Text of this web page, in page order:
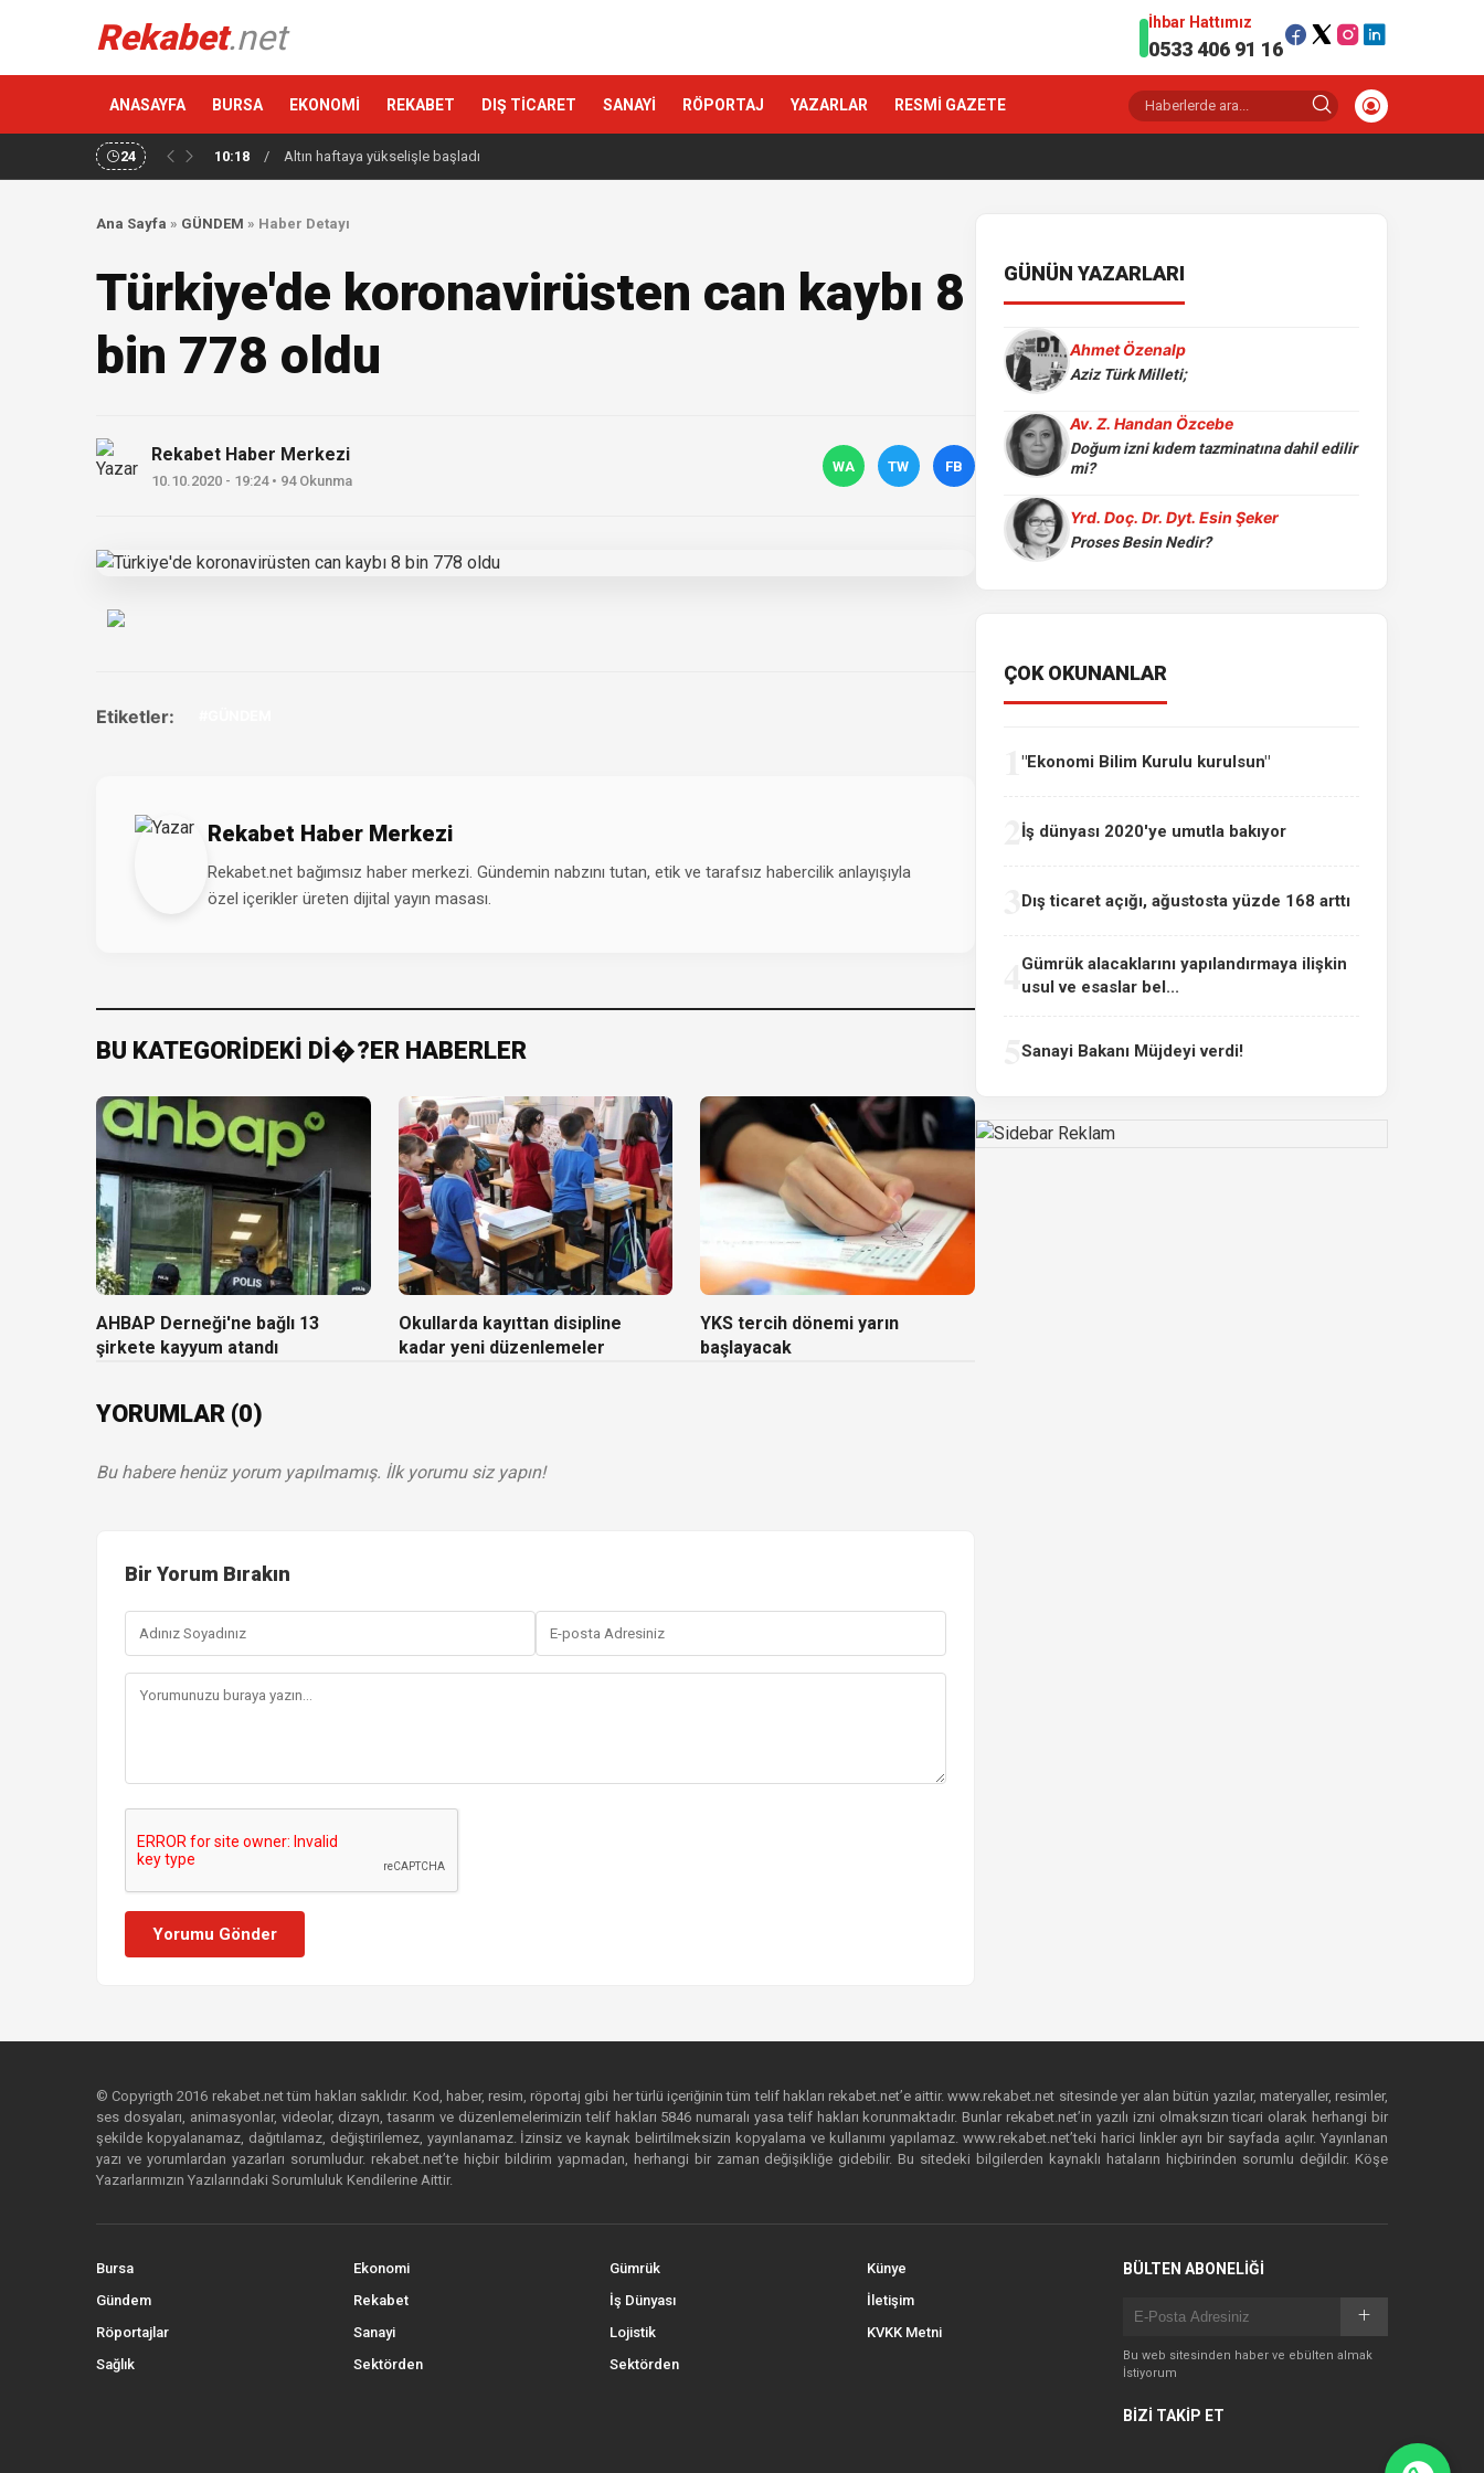
Rekabet.net İhbar Hattımız
0533 406 91 16
ANASAYFA BURSA EKONOMİ REKABET DIŞ TİCARET SANAYİ RÖPORTAJ YAZARLAR RESMİ GAZETE
24 10:18 / Altın haftaya yükselişle başladı
Ana Sayfa » GÜNDEM » Haber Detayı
Türkiye'de koronavirüsten can kaybı 8
bin 778 oldu
Rekabet Haber Merkezi
10.10.2020 - 19:24 • 94 Okunma
WA TW FB
Etiketler:
Rekabet Haber Merkezi
Rekabet.net bağımsız haber merkezi. Gündemin nabzını tutan, etik ve tarafsız habercilik anlayışıyla
özel içerikler üreten dijital yayın masası.
BU KATEGORİDEKİ Dİ�?ER HABERLER
AHBAP Derneği'ne bağlı 13
şirkete kayyum atandı
Okullarda kayıttan disipline
kadar yeni düzenlemeler
YKS tercih dönemi yarın
başlayacak
YORUMLAR (0)
Bu habere henüz yorum yapılmamış. İlk yorumu siz yapın!
Bir Yorum Bırakın
Yorumu Gönder
GÜNÜN YAZARLARI
Ahmet Özenalp
Aziz Türk Milleti;
Av. Z. Handan Özcebe
Doğum izni kıdem tazminatına dahil edilir
mi?
Yrd. Doç. Dr. Dyt. Esin Şeker
Proses Besin Nedir?
ÇOK OKUNANLAR
"Ekonomi Bilim Kurulu kurulsun"
İş dünyası 2020'ye umutla bakıyor
Dış ticaret açığı, ağustosta yüzde 168 arttı
Gümrük alacaklarını yapılandırmaya ilişkin
usul ve esaslar bel...
Sanayi Bakanı Müjdeyi verdi!
© Copyrigth 2016 rekabet.net tüm hakları saklıdır. Kod, haber, resim, röportaj gibi her türlü içeriğinin tüm telif hakları rekabet.net’e aittir. www.rekabet.net sitesinde yer alan bütün yazılar, materyaller, resimler,
ses dosyaları, animasyonlar, videolar, dizayn, tasarım ve düzenlemelerimizin telif hakları 5846 numaralı yasa telif hakları korunmaktadır. Bunlar rekabet.net’in yazılı izni olmaksızın ticari olarak herhangi bir
şekilde kopyalanamaz, dağıtılamaz, değiştirilemez, yayınlanamaz. İzinsiz ve kaynak belirtilmeksizin kopyalama ve kullanımı yapılamaz. www.rekabet.net’teki harici linkler ayrı bir sayfada açılır. Yayınlanan
yazı ve yorumlardan yazarları sorumludur. rekabet.net’te hiçbir bildirim yapmadan, herhangi bir zaman değişikliğe gidebilir. Bu sitedeki bilgilerden kaynaklı hataların hiçbirinden sorumlu değildir. Köşe
Yazarlarımızın Yazılarındaki Sorumluluk Kendilerine Aittir.
Bursa
Gündem
Röportajlar
Sağlık
Ekonomi
Rekabet
Sanayi
Sektörden
Gümrük
İş Dünyası
Lojistik
Sektörden
Künye
İletişim
KVKK Metni
BÜLTEN ABONELİĞİ
Bu web sitesinden haber ve ebülten almak
İstiyorum
BİZİ TAKİP ET